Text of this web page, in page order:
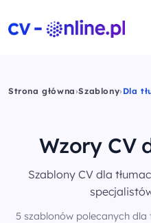
Strona główna›Szablony› Dla
Wzory CV
Szablony CV dla
5 szablonów polecanych